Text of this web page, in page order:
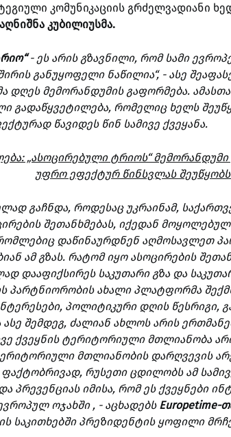
კომუნიკაციის გრძელვადიანი
აღნიშნა კუბილიუსმა.
- ეს არის გზავნილი, რომ სამი
განუყოფელი ნაწილია“, - ასე
დღეს მემორანდუმის გაფორმება.
გადაწყვეტილება, რომელიც ხელს
წავიდეს წინ სამივე ქვეყანა.
„ასოცირებული ტრიოს“ მემორანდუმი
უფრო ეფექტურ წინსვლას
გაჩნდა, როდესაც უკრაინამ,
შეთანხმებას, იქედან
დაწინაურდნენ აღმოსავლეთ
ამ გზას. რატომ იყო ასოცირების
დააფიქსირეს საკუთარი გზა და
პარტნიორობის ახალი პლატფორმა
პოლიტიკური დღის წესრიგი,
შემდეგ, ძალიან ახლოს არის
ქვეყნის ტერიტორიული მთლიანობა
მთლიანობის დარღვევის
რუსეთი ცდილობს ამ
პრევენციას იმისა, რომ ეს ქვეყნები
ოჯახში , - აცხადებს Europetime-
საკითხებში პრეზიდენტის ყოფილი